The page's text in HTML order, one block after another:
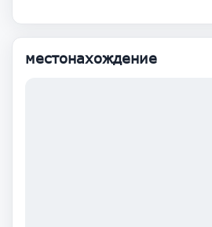
местонахождение